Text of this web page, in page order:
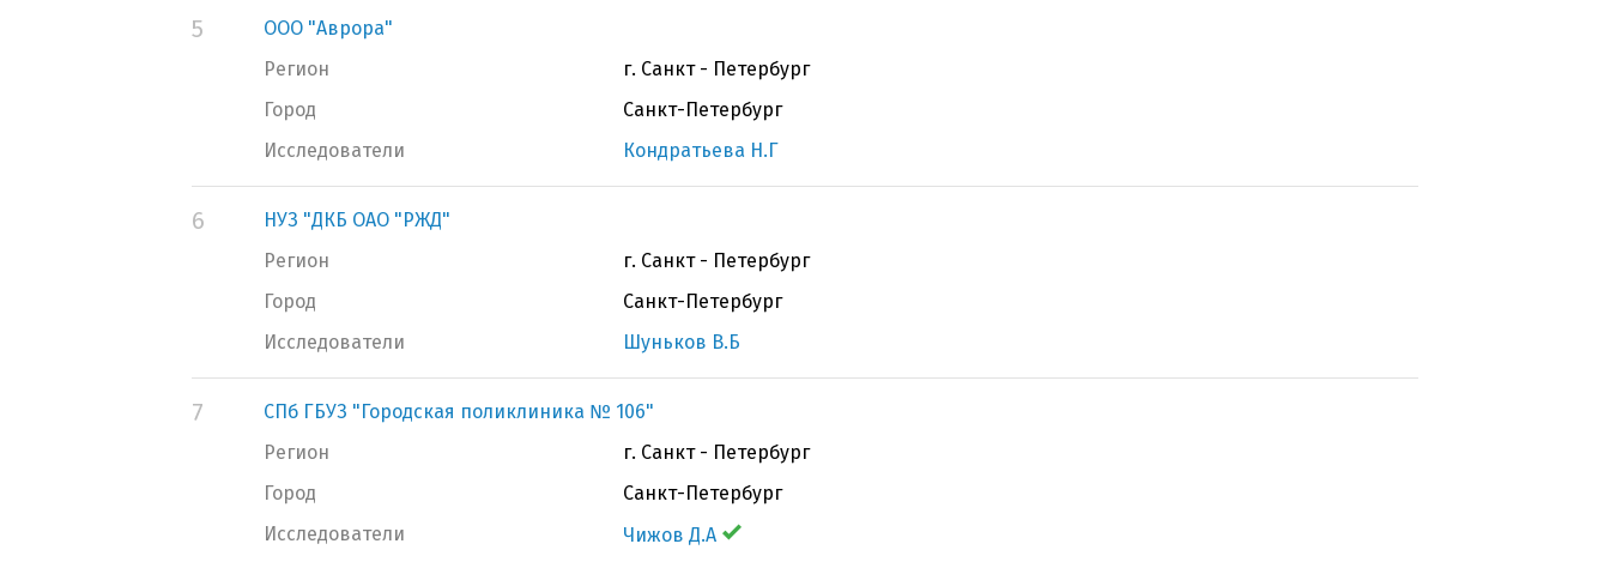
5
ООО "Аврора"
Регион
г. Санкт - Петербург
Город
Санкт-Петербург
Исследователи
Кондратьева Н.Г
6
НУЗ "ДКБ ОАО "РЖД"
Регион
г. Санкт - Петербург
Город
Санкт-Петербург
Исследователи
Шуньков В.Б
7
СПб ГБУЗ "Городская поликлиника № 106"
Регион
г. Санкт - Петербург
Город
Санкт-Петербург
Исследователи
Чижов Д.А